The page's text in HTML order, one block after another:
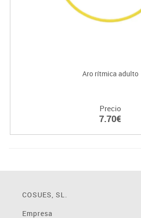
Aro rítmica adulto
Precio
7.70€
COSUES, SL.
Empresa